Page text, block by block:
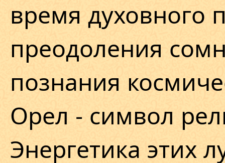
время духовного
преодоления
познания
Орел - символ
Энергетика этих